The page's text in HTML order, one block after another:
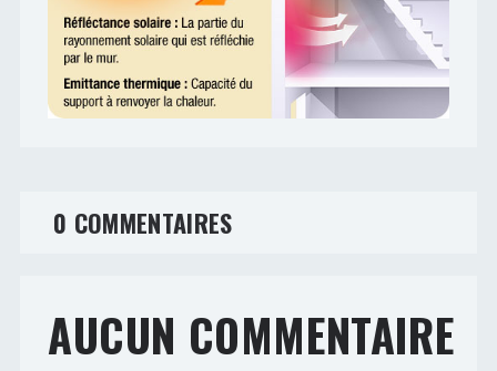
0 COMMENTAIRES
AUCUN COMMENTAIRE